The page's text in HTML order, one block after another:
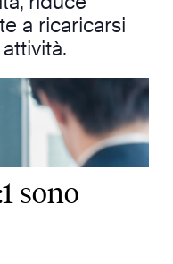
a ricaricarsi
sono